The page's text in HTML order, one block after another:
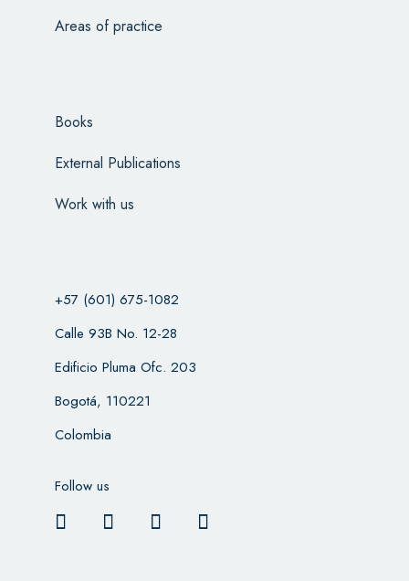
Areas of practice
Books
External Publications
Work with us
+57 (601) 675-1082
Calle 93B No. 12-28
Edificio Pluma Ofc. 203
Bogotá, 110221
Colombia
Follow us